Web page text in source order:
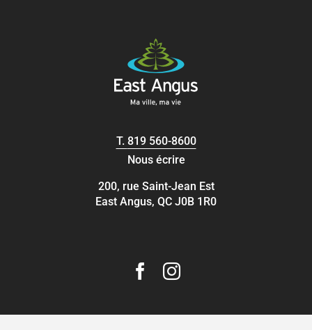
T. 819 560-8600
Nous écrire
200, rue Saint-Jean Est
East Angus, QC J0B 1R0